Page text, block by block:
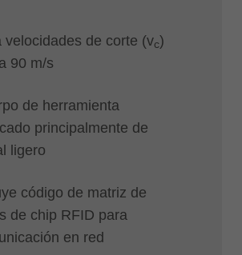
velocidades de corte (vc)
90 m/s
de herramienta
principalmente de
ligero
código de matriz de
de chip RFID para
en red